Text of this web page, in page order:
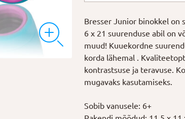
kogus
Bresser Junior binokkel on
6 x 21 suurenduse abil on
muud! Kuuekordne
korda lähemal .
kontrastsuse ja teravuse.
mugavaks kasutamiseks.
Sobib vanusele: 6+